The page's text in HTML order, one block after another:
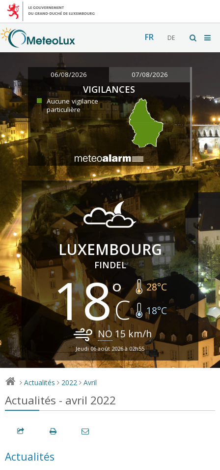
FR DE
06/08/2026 07/08/2026
VIGILANCES
Aucune vigilance
particulière
LUXEMBOURG
FINDEL
18 28°C
18°C
NO 15 km/h
Jeudi 06 août 2026 à 02h55
> Actualités > 2022 > Avril
Actualités - avril 2022
Actualités